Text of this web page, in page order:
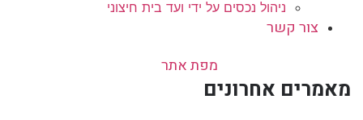
ניהול נכסים על ידי ועד בית חיצוני
צור קשר
מפת אתר
מאמרים אחרונים